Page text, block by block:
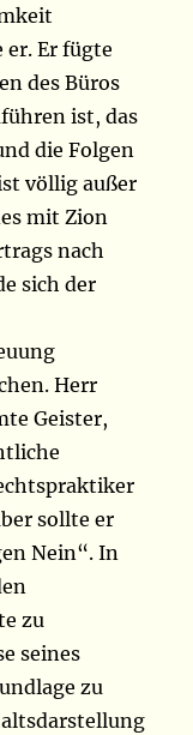
er. Er fügte
des Büros
ist, das
die Folgen
völlig außer
mit Zion
nach
sich der
Herr
Geister,
sollte er
Nein“. In
zu
seines
zu